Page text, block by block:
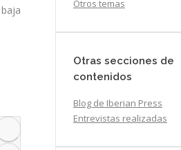
Otros temas
Otras secciones de
contenidos
Blog de Iberian Press
Entrevistas realizadas